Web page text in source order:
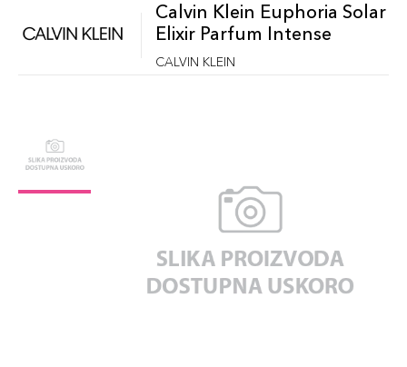
Calvin Klein Euphoria Solar
Elixir Parfum Intense
CALVIN KLEIN